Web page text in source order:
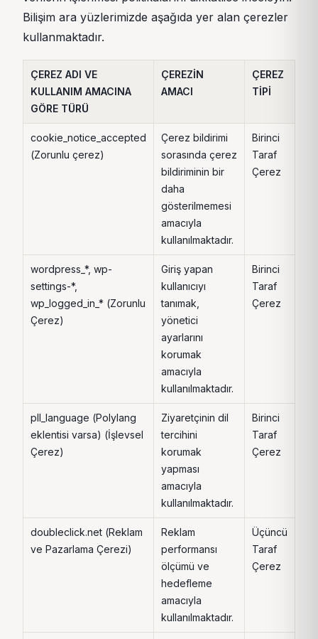
Bilişim ara yüzlerimizde aşağıda yer alan çerezler
kullanmaktadır.
ÇEREZ ADI VE
KULLANIM AMACINA
GÖRE TÜRÜ
ÇEREZİN
AMACI
ÇEREZ
TİPİ
cookie_notice_accepted
(Zorunlu çerez)
Çerez bildirimi
sorasında çerez
bildiriminin bir
daha
gösterilmemesi
amacıyla
kullanılmaktadır.
Birinci
Taraf
Çerez
wordpress_*, wp-
settings-*,
wp_logged_in_* (Zorunlu
Çerez)
Giriş yapan
kullanıcıyı
tanımak,
yönetici
ayarlarını
korumak
amacıyla
kullanılmaktadır.
Birinci
Taraf
Çerez
pll_language (Polylang
eklentisi varsa) (İşlevsel
Çerez)
Ziyaretçinin dil
tercihini
korumak
yapması
amacıyla
kullanılmaktadır.
Birinci
Taraf
Çerez
doubleclick.net (Reklam
ve Pazarlama Çerezi)
Reklam
performansı
ölçümü ve
hedefleme
amacıyla
kullanılmaktadır.
Üçüncü
Taraf
Çerez